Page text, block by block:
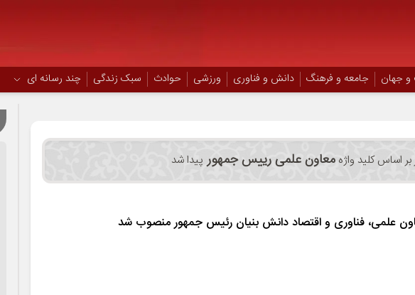
جهان جامعه و فرهنگ دانش و فناوری ورزشی حوادث سبک زندگی چند رسانه ای
معاون علمی رییس جمهور پیدا شد
علمی، فناوری و اقتصاد دانش بنیان رئیس جمهور منصوب شد